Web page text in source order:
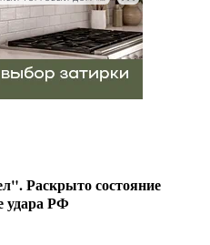
Раскрыто состояние
удара РФ